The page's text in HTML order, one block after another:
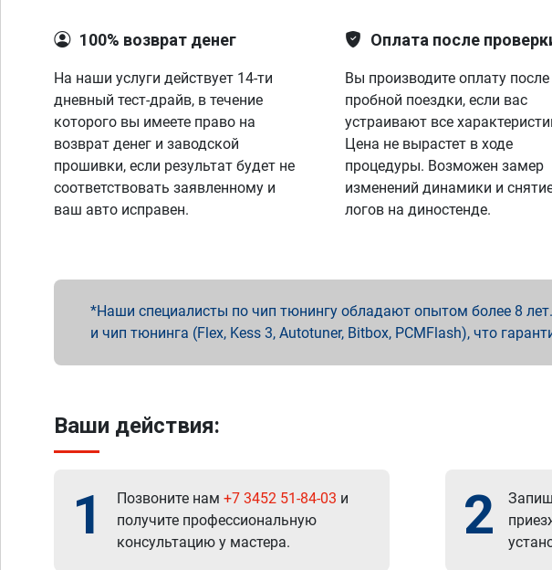
100% возврат денег
На наши услуги действует 14-ти
дневный тест-драйв, в течение
которого вы имеете право на
возврат денег и заводской
прошивки, если результат будет не
соответствовать заявленному и
ваш авто исправен.
Оплата после
Вы производите оплату после
пробной поездки, если вас
устраивают все
Цена не вырастет в ходе
процедуры. Возможен замер
изменений динамики и
логов на диностенде.
Наши специалисты по чип тюнингу обладают опытом более 8
и чип тюнинга (Flex, Kess 3, Autotuner, Bitbox, PCMFlash), что
Ваши действия:
1 Позвоните нам +7 3452 51-84-03 и
получите профессиональную
консультацию у мастера.
2